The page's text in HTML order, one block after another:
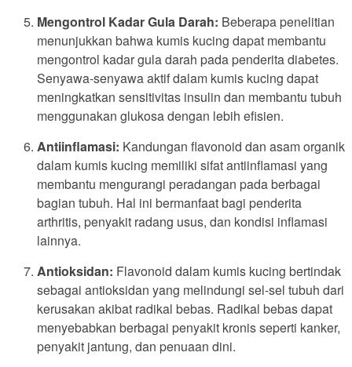
Mengontrol Kadar Gula Darah: Beberapa penelitian
menunjukkan bahwa kumis kucing dapat membantu
mengontrol kadar gula darah pada penderita diabetes.
Senyawa-senyawa aktif dalam kumis kucing dapat
meningkatkan sensitivitas insulin dan membantu tubuh
menggunakan glukosa dengan lebih efisien.
Antiinflamasi: Kandungan flavonoid dan asam organik
dalam kumis kucing memiliki sifat antiinflamasi yang
membantu mengurangi peradangan pada berbagai
bagian tubuh. Hal ini bermanfaat bagi penderita
arthritis, penyakit radang usus, dan kondisi inflamasi
lainnya.
Antioksidan: Flavonoid dalam kumis kucing bertindak
sebagai antioksidan yang melindungi sel-sel tubuh dari
kerusakan akibat radikal bebas. Radikal bebas dapat
menyebabkan berbagai penyakit kronis seperti kanker,
penyakit jantung, dan penuaan dini.